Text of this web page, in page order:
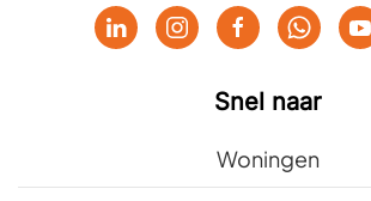
Snel naar
Woningen